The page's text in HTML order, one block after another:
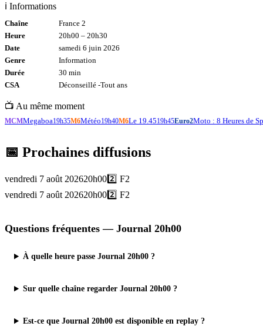
ℹ️ Informations
Chaîne
France 2
Heure
20h00 – 20h30
Date
samedi 6 juin 2026
Genre
Information
Durée
30 min
CSA
Déconseillé -Tout ans
📺 Au même moment
MCMMegaboa19h35M6Météo19h40M6Le 19.4519h45Euro2Moto : 8 Heures de
📅 Prochaines diffusions
vendredi 7 août 202620h002️⃣ F2
vendredi 7 août 202620h002️⃣ F2
Questions fréquentes — Journal 20h00
À quelle heure passe Journal 20h00 ?
Sur quelle chaîne regarder Journal 20h00 ?
Est-ce que Journal 20h00 est disponible en replay ?